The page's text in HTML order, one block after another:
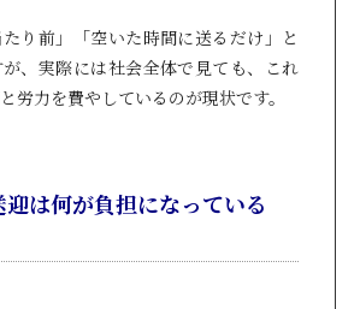
たり前」「空いた時間に送るだけ」と
、実際には社会全体で見ても、これ
労力を費やしているのが現状です。
は何が負担になっている